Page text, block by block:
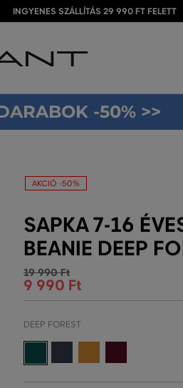
INGYENES SZÁLLÍTÁS 29 990 FT FELETT
-50% >>
AKCIÓ -50%
SAPKA 7-16
BEANIE DEEP
19 990 Ft
9 990 Ft
DEEP FOREST